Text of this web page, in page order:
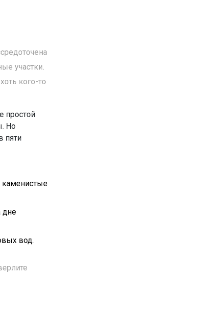
участки.
кого-то
простой
Но
пяти
каменистые
дне
вод.